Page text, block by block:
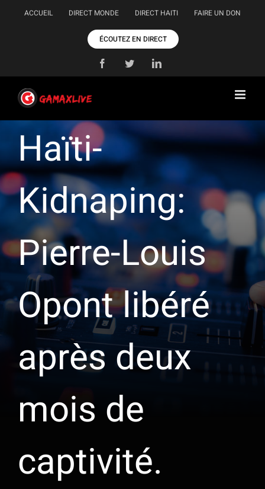
PasserACCUEIL DIRECT MONDE DIRECT HAITI FAIRE UN DON
ÉCOUTEZ EN DIRECT
FacebookTwitterLinkedIn
Haïti-
Kidnaping:
Pierre-Louis
Opont libéré
après deux
mois de
captivité.